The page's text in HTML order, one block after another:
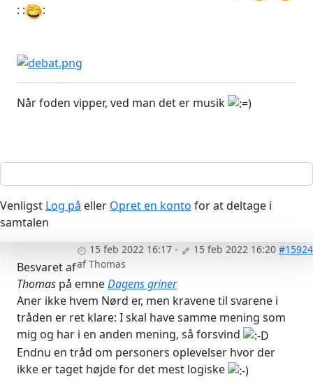
: :
:
Når foden vipper, ved man det er musik
Venligst Log på eller Opret en konto for at deltage i
samtalen
15 feb 2022 16:17 - 15 feb 2022 16:20 #15924
afThomas
Besvaret af
Thomas på emneDagens griner
Aner ikke hvem Nørd er, men kravene til svarene i
tråden er ret klare: I skal have samme mening som
mig og har i en anden mening, så forsvind
Endnu en tråd om personers oplevelser hvor der
ikke er taget højde for det mest logiske